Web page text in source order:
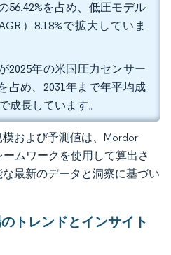
56.42%を占め、低圧モデル
）8.18%で拡大していま
2025年の米国圧力センサー
占め、2031年まで年平均成
成長しています。
および予測値は、Mordor
ムワークを使用して算出さ
最新のデータと洞察に基づい
トレンドとインサイト